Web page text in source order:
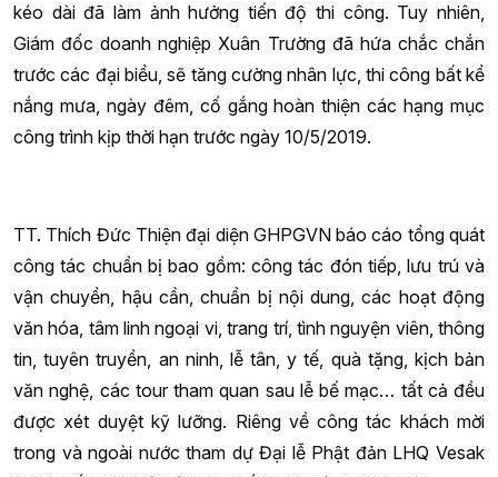
kéo dài đã làm ảnh hưởng tiến độ thi công. Tuy nhiên,
Giám đốc doanh nghiệp Xuân Trường đã hứa chắc chắn
trước các đại biểu, sẽ tăng cường nhân lực, thi công bất kể
nắng mưa, ngày đêm, cố gắng hoàn thiện các hạng mục
công trình kịp thời hạn trước ngày 10/5/2019.
TT. Thích Đức Thiện đại diện GHPGVN báo cáo tổng quát
công tác chuẩn bị bao gồm: công tác đón tiếp, lưu trú và
vận chuyển, hậu cần, chuẩn bị nội dung, các hoạt động
văn hóa, tâm linh ngoại vi, trang trí, tình nguyện viên, thông
tin, tuyên truyền, an ninh, lễ tân, y tế, quà tặng, kịch bản
văn nghệ, các tour tham quan sau lễ bế mạc… tất cả đều
được xét duyệt kỹ lưỡng. Riêng về công tác khách mời
trong và ngoài nước tham dự Đại lễ Phật đản LHQ Vesak